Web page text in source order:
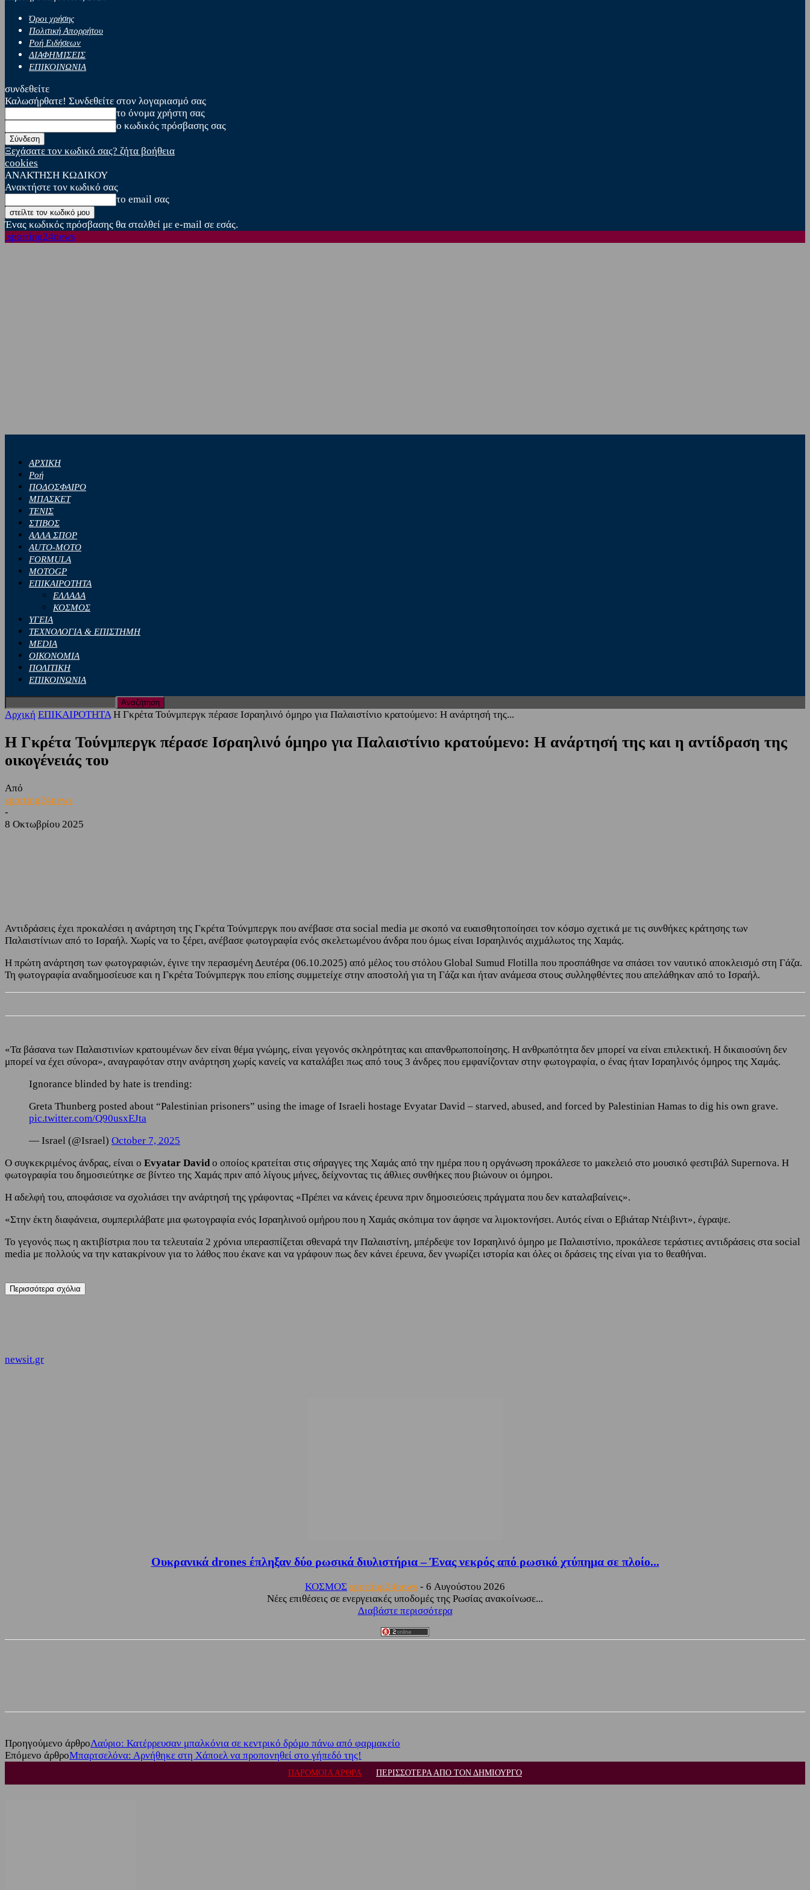
Όροι χρήσης
Πολιτική Απορρήτου
Ροή Ειδήσεων
ΔΙΑΦΗΜΙΣΕΙΣ
ΕΠΙΚΟΙΝΩΝΙΑ
συνδεθείτε
Καλωσήρθατε! Συνδεθείτε στον λογαριασμό σας
το όνομα χρήστη σας
ο κωδικός πρόσβασης σας
Ξεχάσατε τον κωδικό σας? ζήτα βοήθεια
cookies
ΑΝΑΚΤΗΣΗ ΚΩΔΙΚΟΥ
Ανακτήστε τον κωδικό σας
το email σας
Ένας κωδικός πρόσβασης θα σταλθεί με e-mail σε εσάς.
sporting24news
ΑΡΧΙΚΗ
Ροή
ΠΟΔΟΣΦΑΙΡΟ
ΜΠΑΣΚΕΤ
ΤΕΝΙΣ
ΣΤΙΒΟΣ
ΑΛΛΑ ΣΠΟΡ
AUTO-MOTO
FORMULA
MOTOGP
ΕΠΙΚΑΙΡΟΤΗΤΑ
ΕΛΛΑΔΑ
ΚΟΣΜΟΣ
ΥΓΕΙΑ
ΤΕΧΝΟΛΟΓΙΑ & ΕΠΙΣΤΗΜΗ
MEDIA
ΟΙΚΟΝΟΜΙΑ
ΠΟΛΙΤΙΚΗ
ΕΠΙΚΟΙΝΩΝΙΑ
Αρχική ΕΠΙΚΑΙΡΟΤΗΤΑ H Γκρέτα Τούνμπεργκ πέρασε Ισραηλινό όμηρο για Παλαιστίνιο κρατούμενο: Η ανάρτησή της...
H Γκρέτα Τούνμπεργκ πέρασε Ισραηλινό όμηρο για Παλαιστίνιο κρατούμενο: Η ανάρτησή της και η αντίδραση της
οικογένειάς του
Από
sporting24news
-
8 Οκτωβρίου 2025
Αντιδράσεις έχει προκαλέσει η ανάρτηση της Γκρέτα Τούνμπεργκ που ανέβασε στα social media με σκοπό να ευαισθητοποίησει τον κόσμο σχετικά με τις συνθήκες κράτησης των
Παλαιστίνιων από το Ισραήλ. Χωρίς να το ξέρει, ανέβασε φωτογραφία ενός σκελετωμένου άνδρα που όμως είναι Ισραηλινός αιχμάλωτος της Χαμάς.
Η πρώτη ανάρτηση των φωτογραφιών, έγινε την περασμένη Δευτέρα (06.10.2025) από μέλος του στόλου Global Sumud Flotilla που προσπάθησε να σπάσει τον ναυτικό αποκλεισμό στη Γάζα.
Τη φωτογραφία αναδημοσίευσε και η Γκρέτα Τούνμπεργκ που επίσης συμμετείχε στην αποστολή για τη Γάζα και ήταν ανάμεσα στους συλληφθέντες που απελάθηκαν από το Ισραήλ.
«Τα βάσανα των Παλαιστινίων κρατουμένων δεν είναι θέμα γνώμης, είναι γεγονός σκληρότητας και απανθρωποποίησης. Η ανθρωπότητα δεν μπορεί να είναι επιλεκτική. Η δικαιοσύνη δεν
μπορεί να έχει σύνορα», αναγραφόταν στην ανάρτηση χωρίς κανείς να καταλάβει πως από τους 3 άνδρες που εμφανίζονταν στην φωτογραφία, ο ένας ήταν Ισραηλινός όμηρος της Χαμάς.
Ignorance blinded by hate is trending:
Greta Thunberg posted about “Palestinian prisoners” using the image of Israeli hostage Evyatar David – starved, abused, and forced by Palestinian Hamas to dig his own grave.
pic.twitter.com/Q90usxEJta
— Israel (@Israel) October 7, 2025
Ο συγκεκριμένος άνδρας, είναι ο Evyatar Davidο οποίος κρατείται στις σήραγγες της Χαμάς από την ημέρα που η οργάνωση προκάλεσε το μακελειό στο μουσικό φεστιβάλ Supernova. Η
φωτογραφία του δημοσιεύτηκε σε βίντεο της Χαμάς πριν από λίγους μήνες, δείχνοντας τις άθλιες συνθήκες που βιώνουν οι όμηροι.
Η αδελφή του, αποφάσισε να σχολιάσει την ανάρτησή της γράφοντας «Πρέπει να κάνεις έρευνα πριν δημοσιεύσεις πράγματα που δεν καταλαβαίνεις».
«Στην έκτη διαφάνεια, συμπεριλάβατε μια φωτογραφία ενός Ισραηλινού ομήρου που η Χαμάς σκόπιμα τον άφησε να λιμοκτονήσει. Αυτός είναι ο Εβιάταρ Ντέιβιντ», έγραψε.
Το γεγονός πως η ακτιβίστρια που τα τελευταία 2 χρόνια υπερασπίζεται σθεναρά την Παλαιστίνη, μπέρδεψε τον Ισραηλινό όμηρο με Παλαιστίνιο, προκάλεσε τεράστιες αντιδράσεις στα social
media με πολλούς να την κατακρίνουν για το λάθος που έκανε και να γράφουν πως δεν κάνει έρευνα, δεν γνωρίζει ιστορία και όλες οι δράσεις της είναι για το θεαθήναι.
Περισσότερα σχόλια
newsit.gr
Ουκρανικά drones έπληξαν δύο ρωσικά διυλιστήρια – Ένας νεκρός από ρωσικό χτύπημα σε πλοίο...
ΚΟΣΜΟΣ sporting24news - 6 Αυγούστου 2026
Νέες επιθέσεις σε ενεργειακές υποδομές της Ρωσίας ανακοίνωσε...
Διαβάστε περισσότερα
Προηγούμενο άρθροΛαύριο: Κατέρρευσαν μπαλκόνια σε κεντρικό δρόμο πάνω από φαρμακείο
Επόμενο άρθροΜπαρτσελόνα: Αρνήθηκε στη Χάποελ να προπονηθεί στο γήπεδό της!
ΠΑΡΟΜΟΙΑ ΑΡΘΡΑ ΠΕΡΙΣΣΟΤΕΡΑ ΑΠΟ ΤΟΝ ΔΗΜΙΟΥΡΓΟ